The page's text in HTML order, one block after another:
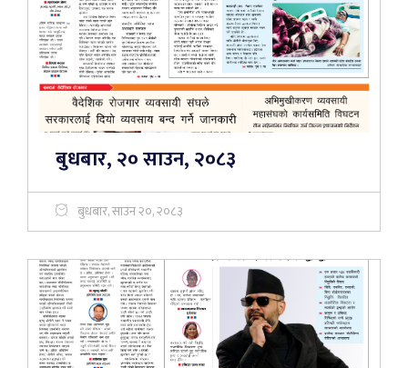
बुधबार, २० साउन, २०८३
बुधबार, साउन २०, २०८३